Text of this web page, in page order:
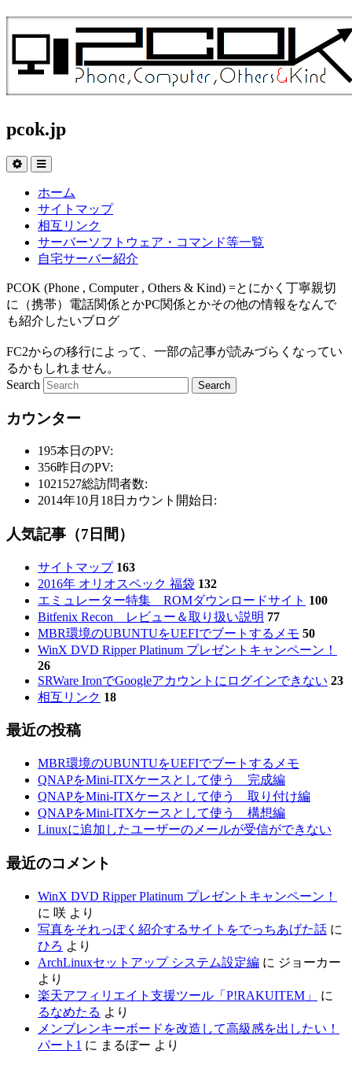
pcok.jp
ホーム
サイトマップ
相互リンク
サーバーソフトウェア・コマンド等一覧
自宅サーバー紹介
PCOK (Phone , Computer , Others & Kind) =とにかく丁寧親切
に（携帯）電話関係とかPC関係とかその他の情報をなんで
も紹介したいブログ
FC2からの移行によって、一部の記事が読みづらくなってい
るかもしれません。
Search
カウンター
195本日のPV:
356昨日のPV:
1021527総訪問者数:
2014年10月18日 カウント開始日:
人気記事（7日間）
サイトマップ 163
2016年 オリオスペック 福袋 132
エミュレーター特集 ROMダウンロードサイト 100
Bitfenix Recon レビュー＆取り扱い説明 77
MBR環境のUBUNTUをUEFIでブートするメモ 50
WinX DVD Ripper Platinum プレゼントキャンペーン！
26
SRWare IronでGoogleアカウントにログインできない 23
相互リンク 18
最近の投稿
MBR環境のUBUNTUをUEFIでブートするメモ
QNAPをMini-ITXケースとして使う 完成編
QNAPをMini-ITXケースとして使う 取り付け編
QNAPをMini-ITXケースとして使う 構想編
Linuxに追加したユーザーのメールが受信ができない
最近のコメント
WinX DVD Ripper Platinum プレゼントキャンペーン！
に 咲 より
写真をそれっぽく紹介するサイトをでっちあげた話 に
ひろ より
ArchLinuxセットアップ システム設定編 に ジョーカー
より
楽天アフィリエイト支援ツール「P!RAKUITEM」
に
るなめたる より
メンブレンキーボードを改造して高級感を出したい！
パート1 に まるぼー より